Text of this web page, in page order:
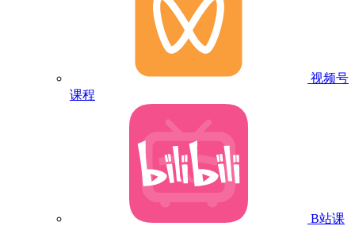
视频号
课程
B站课